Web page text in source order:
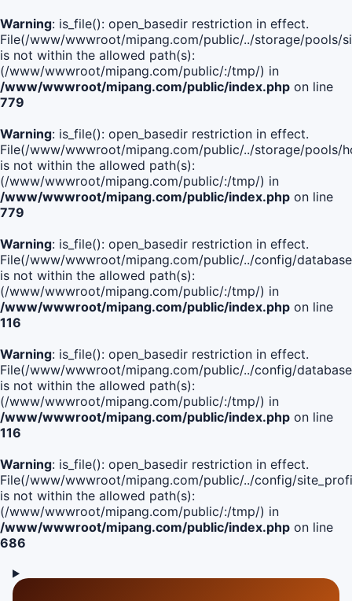
Warning: is_file(): open_basedir restriction in effect.
File(/www/wwwroot/mipang.com/public/../storage/pools/
is not within the allowed path(s):
(/www/wwwroot/mipang.com/public/:/tmp/) in
/www/wwwroot/mipang.com/public/index.php on line
779
Warning: is_file(): open_basedir restriction in effect.
File(/www/wwwroot/mipang.com/public/../storage/pools/
is not within the allowed path(s):
(/www/wwwroot/mipang.com/public/:/tmp/) in
/www/wwwroot/mipang.com/public/index.php on line
779
Warning: is_file(): open_basedir restriction in effect.
File(/www/wwwroot/mipang.com/public/../config/
is not within the allowed path(s):
(/www/wwwroot/mipang.com/public/:/tmp/) in
/www/wwwroot/mipang.com/public/index.php on line
116
Warning: is_file(): open_basedir restriction in effect.
File(/www/wwwroot/mipang.com/public/../config/
is not within the allowed path(s):
(/www/wwwroot/mipang.com/public/:/tmp/) in
/www/wwwroot/mipang.com/public/index.php on line
116
Warning: is_file(): open_basedir restriction in effect.
File(/www/wwwroot/mipang.com/public/../config/
is not within the allowed path(s):
(/www/wwwroot/mipang.com/public/:/tmp/) in
/www/wwwroot/mipang.com/public/index.php on line
686